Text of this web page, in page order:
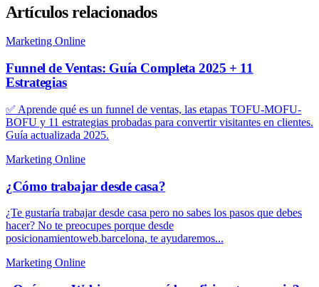
Artículos relacionados
Marketing Online
Funnel de Ventas: Guía Completa 2025 + 11
Estrategias
✅ Aprende qué es un funnel de ventas, las etapas TOFU-MOFU-
BOFU y 11 estrategias probadas para convertir visitantes en clientes.
Guía actualizada 2025.
Marketing Online
¿Cómo trabajar desde casa?
¿Te gustaría trabajar desde casa pero no sabes los pasos que debes
hacer? No te preocupes porque desde
posicionamientoweb.barcelona, te ayudaremos...
Marketing Online